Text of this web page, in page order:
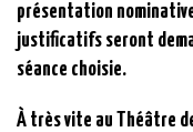
présentation
justificatifs seront
séance choisie.
À très vite au Théâtre